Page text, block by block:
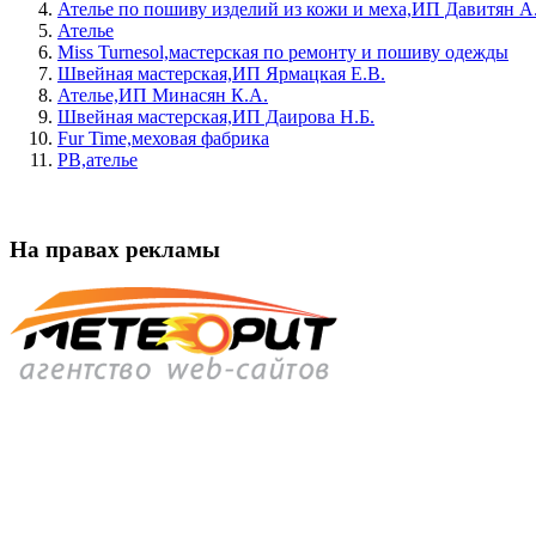
Ателье по пошиву изделий из кожи и меха,ИП Давитян
Ателье
Miss Turnesol,мастерская по ремонту и пошиву одежды
Швейная мастерская,ИП Ярмацкая Е.В.
Ателье,ИП Минасян К.А.
Швейная мастерская,ИП Даирова Н.Б.
Fur Time,меховая фабрика
РВ,ателье
На правах рекламы